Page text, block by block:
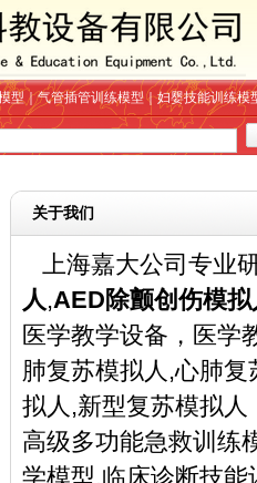
型｜气管插管训练模型｜妇婴技能训练模
关于我们
上海嘉大公司专业
人,AED除颤创伤模拟
医学教学设备 ， 医学
肺复苏模拟人,心肺
拟人,新型复苏模拟
高级多功能急救训练
学模型,临床诊断技